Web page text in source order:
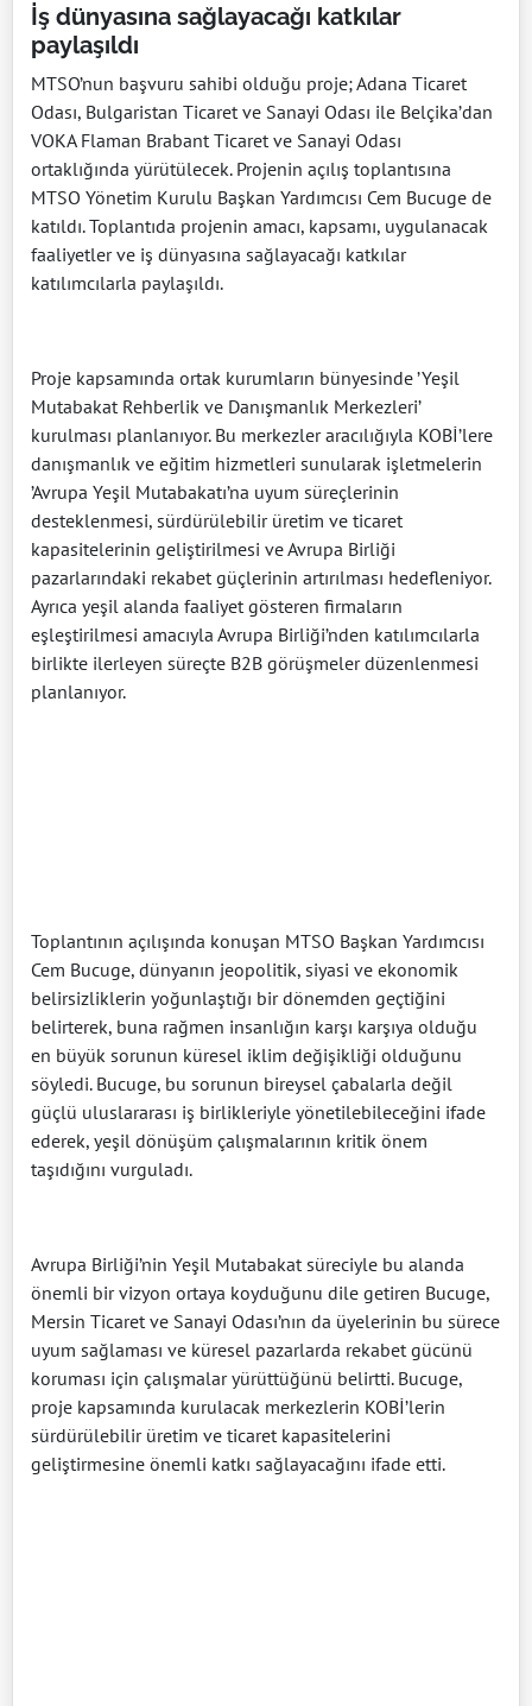
İş dünyasına sağlayacağı katkılar
paylaşıldı
MTSO’nun başvuru sahibi olduğu proje; Adana Ticaret
Odası, Bulgaristan Ticaret ve Sanayi Odası ile Belçika’dan
VOKA Flaman Brabant Ticaret ve Sanayi Odası
ortaklığında yürütülecek. Projenin açılış toplantısına
MTSO Yönetim Kurulu Başkan Yardımcısı Cem Bucuge de
katıldı. Toplantıda projenin amacı, kapsamı, uygulanacak
faaliyetler ve iş dünyasına sağlayacağı katkılar
katılımcılarla paylaşıldı.
Proje kapsamında ortak kurumların bünyesinde ’Yeşil
Mutabakat Rehberlik ve Danışmanlık Merkezleri’
kurulması planlanıyor. Bu merkezler aracılığıyla KOBİ’lere
danışmanlık ve eğitim hizmetleri sunularak işletmelerin
’Avrupa Yeşil Mutabakatı’na uyum süreçlerinin
desteklenmesi, sürdürülebilir üretim ve ticaret
kapasitelerinin geliştirilmesi ve Avrupa Birliği
pazarlarındaki rekabet güçlerinin artırılması hedefleniyor.
Ayrıca yeşil alanda faaliyet gösteren firmaların
eşleştirilmesi amacıyla Avrupa Birliği’nden katılımcılarla
birlikte ilerleyen süreçte B2B görüşmeler düzenlenmesi
planlanıyor.
Toplantının açılışında konuşan MTSO Başkan Yardımcısı
Cem Bucuge, dünyanın jeopolitik, siyasi ve ekonomik
belirsizliklerin yoğunlaştığı bir dönemden geçtiğini
belirterek, buna rağmen insanlığın karşı karşıya olduğu
en büyük sorunun küresel iklim değişikliği olduğunu
söyledi. Bucuge, bu sorunun bireysel çabalarla değil
güçlü uluslararası iş birlikleriyle yönetilebileceğini ifade
ederek, yeşil dönüşüm çalışmalarının kritik önem
taşıdığını vurguladı.
Avrupa Birliği’nin Yeşil Mutabakat süreciyle bu alanda
önemli bir vizyon ortaya koyduğunu dile getiren Bucuge,
Mersin Ticaret ve Sanayi Odası’nın da üyelerinin bu sürece
uyum sağlaması ve küresel pazarlarda rekabet gücünü
koruması için çalışmalar yürüttüğünü belirtti. Bucuge,
proje kapsamında kurulacak merkezlerin KOBİ’lerin
sürdürülebilir üretim ve ticaret kapasitelerini
geliştirmesine önemli katkı sağlayacağını ifade etti.